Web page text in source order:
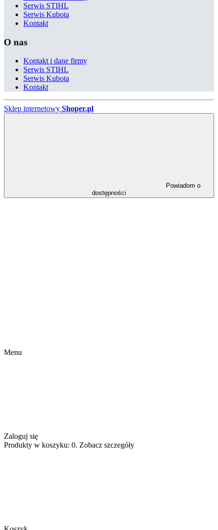
Serwis STIHL
Serwis Kubota
Kontakt
O nas
Kontakt i dane firmy
Serwis STIHL
Serwis Kubota
Kontakt
Sklep internetowy Shoper.pl
dostępności
Menu
Zaloguj się
Produkty w koszyku: 0. Zobacz szczegóły